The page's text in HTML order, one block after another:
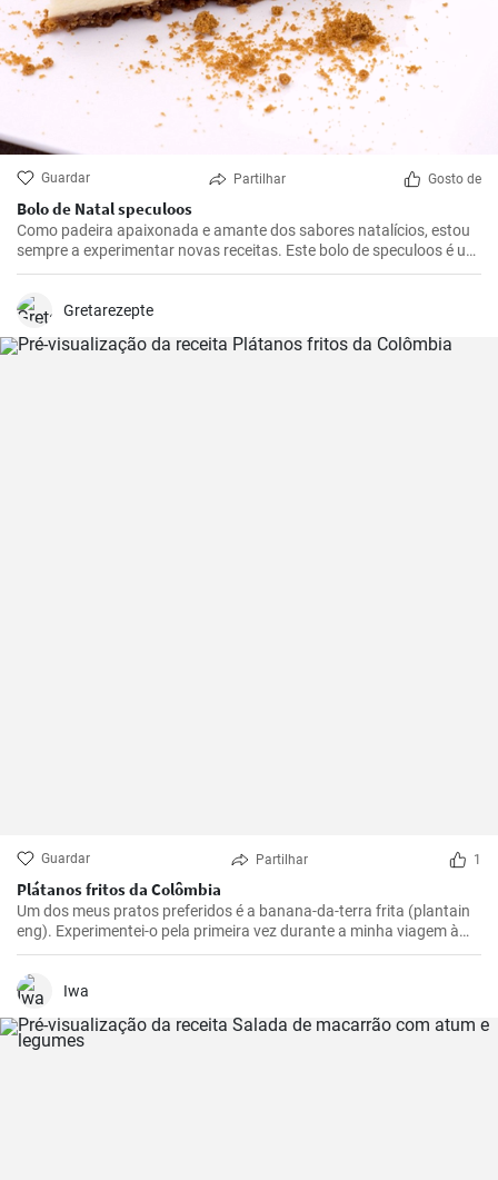
Guardar Partilhar Gosto de
Bolo de Natal speculoos
Como padeira apaixonada e amante dos sabores natalícios, estou
sempre a experimentar novas receitas. Este bolo de speculoos é um
destaque absoluto. Combina o sabor clássico das bolachas
para a época de inverno. Não é apenas um favorito da minha
Natal.
Gretarezepte
Guardar Partilhar 1
Plátanos fritos da Colômbia
Um dos meus pratos preferidos é a banana-da-terra frita (plantain
eng). Experimentei-o pela primeira vez durante a minha viagem à
Colômbia e achei-o absolutamente delicioso. Agora preparo-o com
muita frequência porque é simples mas incrivelmente saboroso. Os
plátanos são uma verdadeira delícia quando preparados
plátanos fritos na perfeição.
Iwa